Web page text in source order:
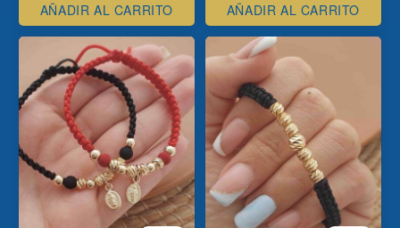
AÑADIR AL CARRITO AÑADIR AL CARRITO